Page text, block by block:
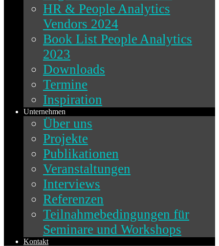
HR & People Analytics
Vendors 2024
Book List People Analytics
2023
Downloads
Termine
Inspiration
Unternehmen
Über uns
Projekte
Publikationen
Veranstaltungen
Interviews
Referenzen
Teilnahmebedingungen für
Seminare und Workshops
Kontakt